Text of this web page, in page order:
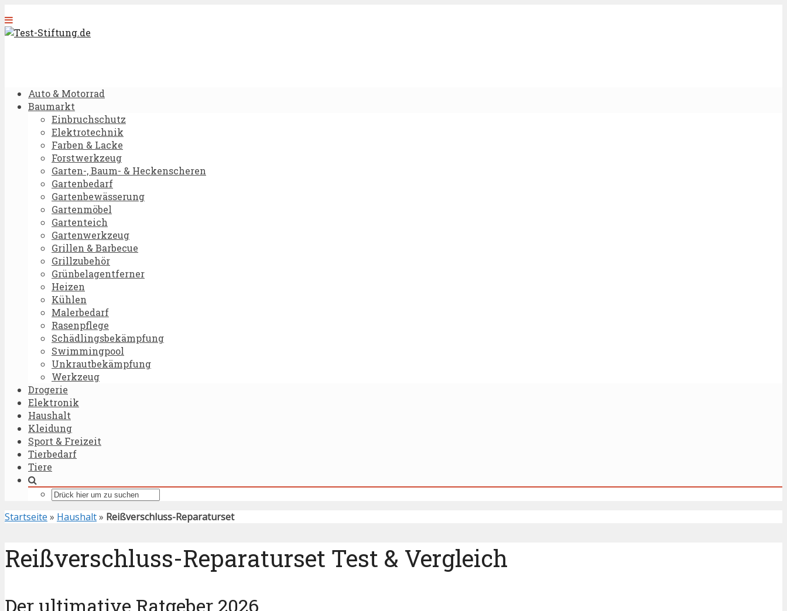
Auto & Motorrad
Baumarkt
Einbruchschutz
Elektrotechnik
Farben & Lacke
Forstwerkzeug
Garten-, Baum- & Heckenscheren
Gartenbedarf
Gartenbewässerung
Gartenmöbel
Gartenteich
Gartenwerkzeug
Grillen & Barbecue
Grillzubehör
Grünbelagentferner
Heizen
Kühlen
Malerbedarf
Rasenpflege
Schädlingsbekämpfung
Swimmingpool
Unkrautbekämpfung
Werkzeug
Drogerie
Elektronik
Haushalt
Kleidung
Sport & Freizeit
Tierbedarf
Tiere
Startseite » Haushalt» Reißverschluss-Reparaturset
Reißverschluss-Reparaturset Test & Vergleich
Der ultimative Ratgeber 2026